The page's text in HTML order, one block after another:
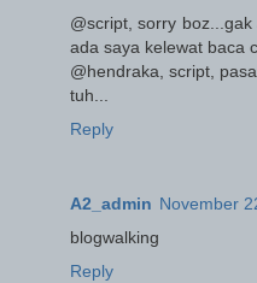
@script, sorry
ada saya kelewat baca
@hendraka, script,
tuh...
Reply
A2_admin November
blogwalking
Reply